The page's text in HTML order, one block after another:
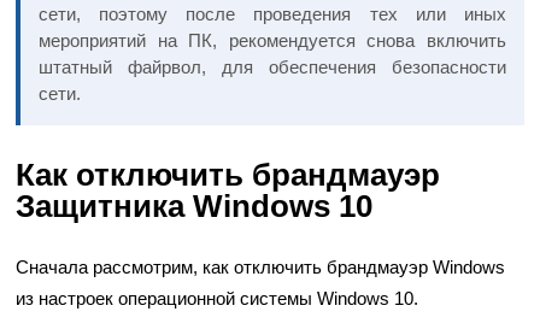
сети, поэтому после проведения тех или иных
мероприятий на ПК, рекомендуется снова включить
штатный файрвол, для обеспечения безопасности
сети.
Как отключить брандмауэр
Защитника Windows 10
Сначала рассмотрим, как отключить брандмауэр Windows
из настроек операционной системы Windows 10.